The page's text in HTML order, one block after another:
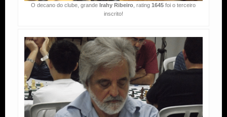
O decano do clube, grande Irahy Ribeiro , rating1645 foi o terceiro
inscrito!